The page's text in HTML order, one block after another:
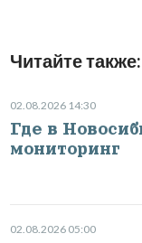
Читайте также:
02.08.2026 14:30
Где в
мониторинг
02.08.2026 05:00